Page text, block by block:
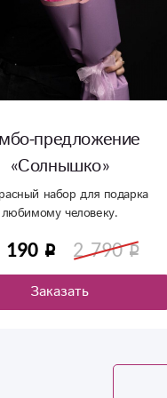
- предложение 101
«Долгая дорога»
с розами. Шикарное
для ваших дам. Самый
101 свежей розы и большой
или крупного торжества.
990 28 990
Заказать